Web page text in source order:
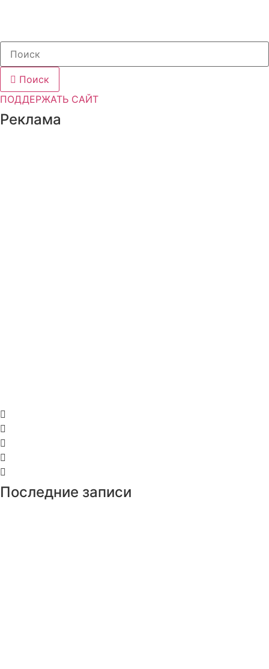
Поиск
ПОДДЕРЖАТЬ САЙТ
Реклама
Последние записи